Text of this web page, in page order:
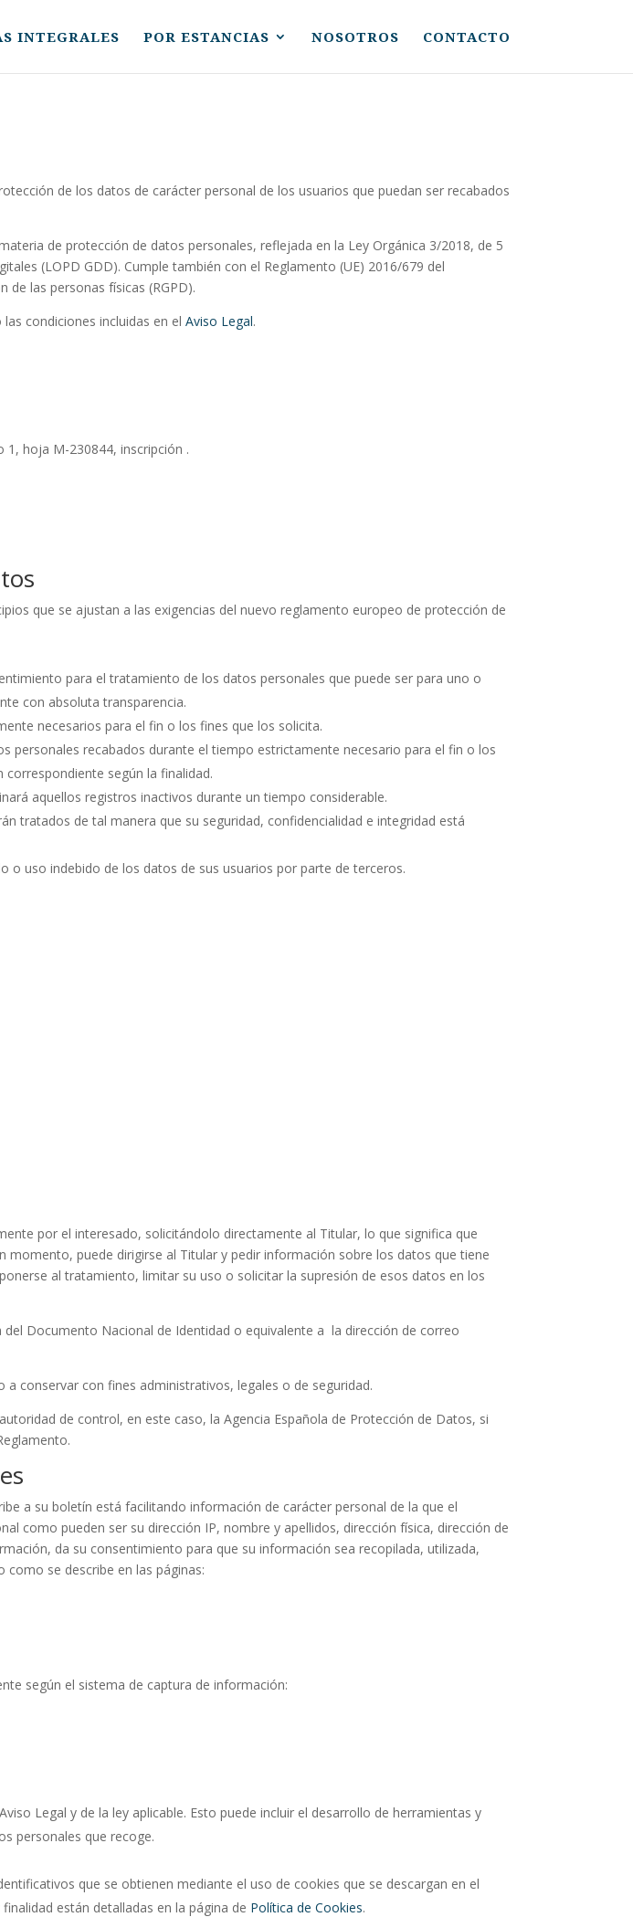
INTEGRALES POR ESTANCIAS NOSOTROS CONTACTO
de los datos de carácter personal de los usuarios que puedan ser recabados
de protección de datos personales, reflejada en la Ley Orgánica 3/2018, de 5
(LOPD GDD). Cumple también con el Reglamento (UE) 2016/679 del
las personas físicas (RGPD).
las condiciones incluidas en elAviso Legal.
hoja M-230844, inscripción .
que se ajustan a las exigencias del nuevo reglamento europeo de protección de
para el tratamiento de los datos personales que puede ser para uno o
con absoluta transparencia.
necesarios para el fin o los fines que los solicita.
personales recabados durante el tiempo estrictamente necesario para el fin o los
según la finalidad.
aquellos registros inactivos durante un tiempo considerable.
tratados de tal manera que su seguridad, confidencialidad e integridad está
o uso indebido de los datos de sus usuarios por parte de terceros.
por el interesado, solicitándolo directamente al Titular, lo que significa que
puede dirigirse al Titular y pedir información sobre los datos que tiene
al tratamiento, limitar su uso o solicitar la supresión de esos datos en los
Documento Nacional de Identidad o equivalente a la dirección de correo
conservar con fines administrativos, legales o de seguridad.
de control, en este caso, la Agencia Española de Protección de Datos, si
a su boletín está facilitando información de carácter personal de la que el
como pueden ser su dirección IP, nombre y apellidos, dirección física, dirección de
da su consentimiento para que su información sea recopilada, utilizada,
como se describe en las páginas:
según el sistema de captura de información:
Legal y de la ley aplicable. Esto puede incluir el desarrollo de herramientas y
personales que recoge.
que se obtienen mediante el uso de cookies que se descargan en el
están detalladas en la página de Política de Cookies.